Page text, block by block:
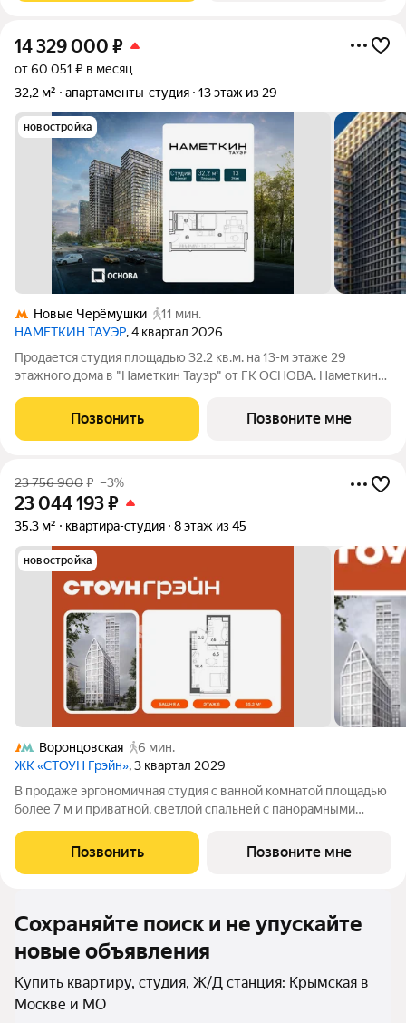
14 329 000 ₽
от 60 051 ₽ в месяц
32,2 м²
апартаменты-студия 13 этаж из 29
новостройка
Новые Черёмушки
11 мин.
НАМЕТКИН ТАУЭР, 4 квартал 2026
Продается студия площадью 32.2 кв.м. на 13-м этаже 29
этажного дома в "Наметкин Тауэр" от ГК ОСНОВА. Наметкин
обслуживанием, располагается в районе Черёмушки на Юго-
Западе Москвы. Архитектура от
Позвонить Позвоните мне
23 756 900₽ –3%
23 044 193₽
35,3 м² квартира-студия 8 этаж из 45
новостройка
Воронцовская
6 мин.
ЖК «СТОУН Грэйн», 3 квартал 2029
В продаже эргономичная студия с ванной комнатой площадью
более 7 м и приватной, светлой спальней с панорамными
организовать угловую кухню с полноценнгым вместительным
гарнитуром и мягкую зону отдыха
Позвонить Позвоните мне
Сохраняйте поиск и не упускайте
новые объявления
Купить квартиру, студия, Ж/Д станция: Крымская в
Москве и МО